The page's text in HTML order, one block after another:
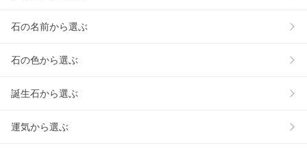
石の名前から選ぶ
石の色から選ぶ
誕生石から選ぶ
運気から選ぶ